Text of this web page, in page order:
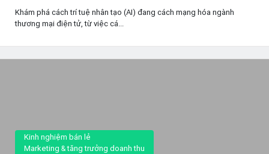
Khám phá cách trí tuệ nhân tạo (AI) đang cách mạng hóa ngành
thương mại điện tử, từ việc cá...
Kinh nghiệm bán lẻ
Marketing & tăng trưởng doanh thu